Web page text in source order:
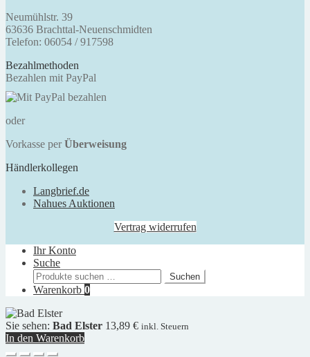
Neumühlstr. 39
63636 Brachttal-Neuenschmidten
Telefon: 06054 / 917598
Bezahlmethoden
Bezahlen mit PayPal
oder
Vorkasse per Überweisung
Händlerkollegen
Langbrief.de
Nahues Auktionen
Vertrag widerrufen
Ihr Konto
Suche
Suchen
nach:
Suchen
Warenkorb 0
Sie sehen: Bad Elster 13,89 € inkl. Steuern
In den Warenkorb